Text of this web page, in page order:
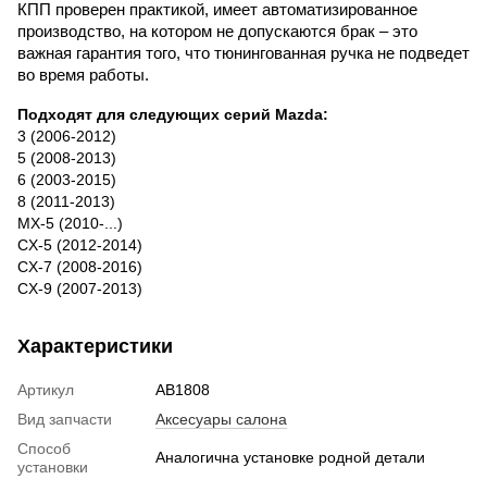
КПП проверен практикой, имеет автоматизированное
производство, на котором не допускаются брак – это
важная гарантия того, что тюнингованная ручка не подведет
во время работы.
Подходят для следующих серий Mazda:
3 (2006-2012)
5 (2008-2013)
6 (2003-2015)
8 (2011-2013)
MX-5 (2010-...)
CX-5 (2012-2014)
CX-7 (2008-2016)
CX-9 (2007-2013)
Характеристики
Артикул
AB1808
Вид запчасти
Аксесуары салона
Способ
установки
Аналогична установке родной детали